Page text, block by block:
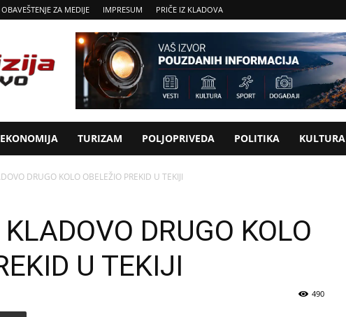
OBAVEŠTENJE ZA MEDIJE IMPRESUM PRIČE IZ KLADOVA
EKONOMIJA TURIZAM POLJOPRIVEDA POLITIKA KULTURA
DRUGO KOLO OBELEŽIO PREKID U TEKIJI
DRUGO KOLO
U TEKIJI
490